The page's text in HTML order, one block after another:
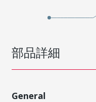
部品詳細
General